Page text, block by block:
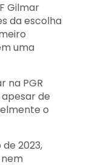
Gilmar
da escolha
uma
na PGR
de
o
2023,